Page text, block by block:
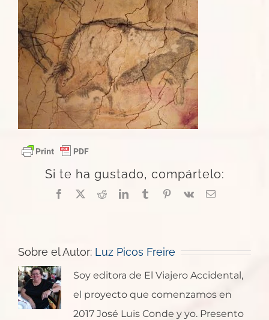
Si te ha gustado, compártelo:
Facebook
X RedditLinkedInTumblrPinterest
Vk
Correo
Sobre el Autor: Luz Picos Freire
Soy editora de El Viajero Accidental,
el proyecto que comenzamos en
2017 José Luis Conde y yo. Presento